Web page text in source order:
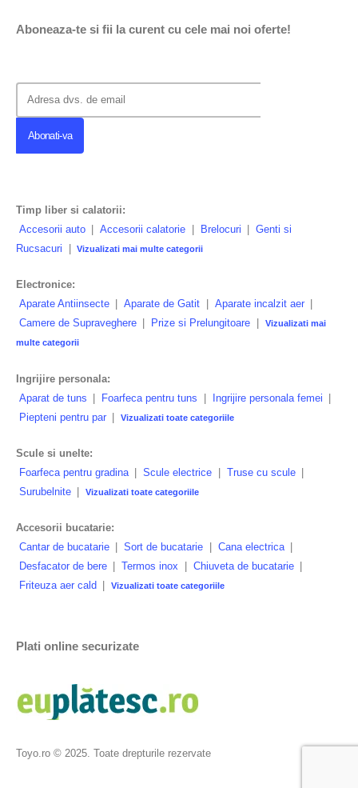
Aboneaza-te si fii la curent cu cele mai noi oferte!
Timp liber si calatorii:
Accesorii auto
Accesorii calatorie Brelocuri
Genti si
Rucsacuri
Vizualizati mai multe categorii
Electronice:
Aparate Antiinsecte
Aparate de Gatit Aparate incalzit aer
Camere de Supraveghere
Prize si Prelungitoare
Vizualizati mai
multe categorii
Ingrijire personala:
Aparat de tuns | Foarfeca pentru tuns | Ingrijire personala femei |
Piepteni pentru par | Vizualizati toate categoriile
Scule si unelte:
Foarfeca pentru gradina
Scule electrice Truse cu scule
Surubelnite
Vizualizati toate categoriile
Accesorii bucatarie:
Cantar de bucatarie
Sort de bucatarie Cana electrica
Desfacator de bere
Termos inox Chiuveta de bucatarie
Friteuza aer cald
Vizualizati toate categoriile
Plati online securizate
Toyo.ro © 2025. Toate drepturile rezervate